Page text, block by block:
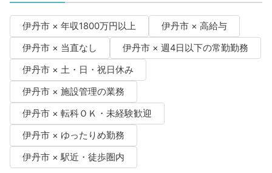
伊丹市 × 年収1800万円以上
伊丹市 × 高給与
伊丹市 × 当直なし
伊丹市 × 週4日以下の常勤勤務
伊丹市 × 土・日・祝日休み
伊丹市 × 施設管理の業務
伊丹市 × 転科ＯＫ・未経験歓迎
伊丹市 × ゆったりめ勤務
伊丹市 × 駅近・徒歩圏内